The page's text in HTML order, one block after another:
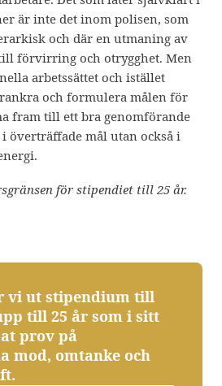
är inte det inom polisen, som
och där en utmaning av
förvirring och otrygghet. Men
arbetssättet och istället
och formulera målen för
fram till ett bra genomförande
överträffade mål utan också i
för stipendiet till 25 år.
vi ut stipendium till
till 25 år som i sitt
prov på
mod, omtanke och